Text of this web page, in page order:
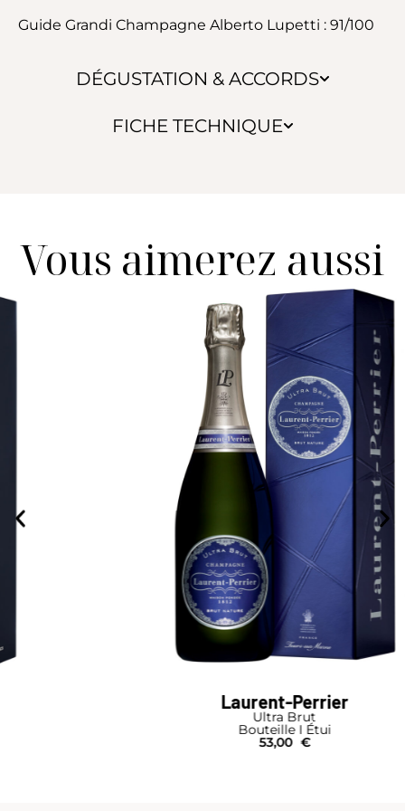
DÉGUSTATION & ACCORDS
FICHE TECHNIQUE
Guide Grandi Champagne Alberto Lupetti : 91/100
Vous aimerez aussi
Laurent-Perrier
Bouteille I Étui